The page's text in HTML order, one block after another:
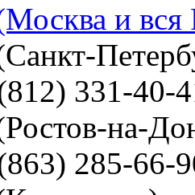
и вся
331-40-
на-
285-66-